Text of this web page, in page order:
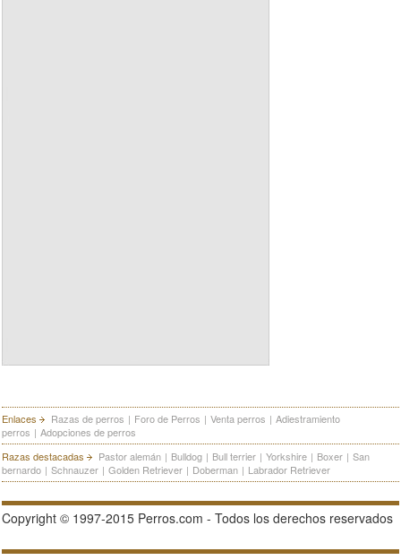
Enlaces Razas de perros | Foro de Perros | Venta perros | Adiestramiento
perros | Adopciones de perros
Razas destacadas
Pastor alemán | Bulldog | Bull terrier | Yorkshire | Boxer | San
bernardo | Schnauzer | Golden Retriever | Doberman | Labrador Retriever
Copyright © 1997-2015 Perros.com - Todos los derechos reservados